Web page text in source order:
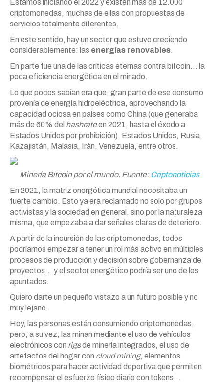
Estamos iniciando el 2022 y existen más de 12.000
criptomonedas, muchas de ellas con propuestas de
servicios totalmente diferentes.
En este sentido, hay un sector que estuvo creciendo
considerablemente: las energías renovables.
En parte fue una de las críticas eternas contra bitcoin… la
poca eficiencia energética en el minado.
Lo que pocos sabían era que, gran parte de ese consumo
provenía de energía hidroeléctrica, aprovechando la
capacidad ociosa en países como China (que generaba
más de 60% del hashrateen 2021, hasta el éxodo a
Estados Unidos por prohibición), Estados Unidos, Rusia,
Kazajistán, Malasia, Irán, Venezuela, entre otros.
Minería Bitcoin por el mundo. Fuente: Criptonoticias
En 2021, la matriz energética mundial necesitaba un
fuerte cambio. Esto ya era reclamado no solo por grupos
activistas y la sociedad en general, sino por la naturaleza
misma, que empezaba a dar señales claras de deterioro.
A partir de la incursión de las criptomonedas, todos
podríamos empezar a tener un rol más activo en múltiples
procesos de producción y decisión sobre gobernanza de
proyectos… y el sector energético podría ser uno de los
apuntados.
Quiero darte un pequeño vistazo a un futuro posible y no
muy lejano.
Hoy, las personas están consumiendo criptomonedas,
pero, a su vez, las minan mediante el uso de vehículos
electrónicos con rigsde minería integrados, el uso de
artefactos del hogar con cloud mining, elementos
biométricos para hacer actividad deportiva que permiten
recompensar el esfuerzo físico diario con tokens…